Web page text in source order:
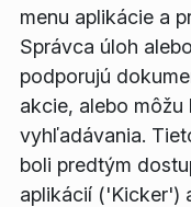
menu aplikácie a
Správca úloh
podporujú
akcie, alebo
vyhľadávania.
boli predtým
aplikácií ('Kicker')